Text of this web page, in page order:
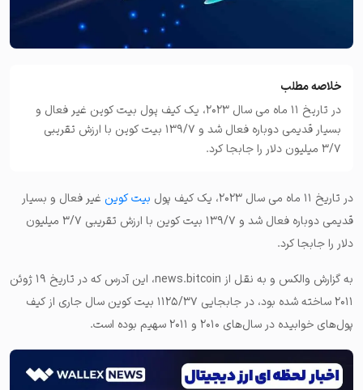
خلاصه مطلب
در تاریخ ۱۱ ماه می سال ۲۰۲۳، یک کیف پول بیت‌ کوین غیر فعال و
بسیار قدیمی دوباره فعال شد و ۱۳۹/۷ بیت‌ کوین با ارزش تقریبی
۳/۷ میلیون دلار را جابجا کرد.
در تاریخ ۱۱ ماه می سال ۲۰۲۳، یک کیف پول بیت‌ کوین غیر فعال و بسیار
قدیمی دوباره فعال شد و ۱۳۹/۷ بیت‌ کوین با ارزش تقریبی ۳/۷ میلیون
دلار را جابجا کرد.
به گزارش والکس و به نقل از news.bitcoin، این آدرس که در تاریخ ۱۹ ژوئن
۲۰۱۱ ساخته شده بود، در جابجایی ۱۱۲۵/۳۷ بیت‌ کوین سال جاری از کیف
پول‌های خوابیده در سال‌های ۲۰۱۰ و ۲۰۱۱ سهیم بوده است.